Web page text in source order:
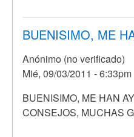
BUENISIMO, ME
Anónimo (no verificado)
Mié, 09/03/2011 - 6:33pm
En
respuesta
BUENISIMO, ME HAN
CONSEJOS, MUCHAS